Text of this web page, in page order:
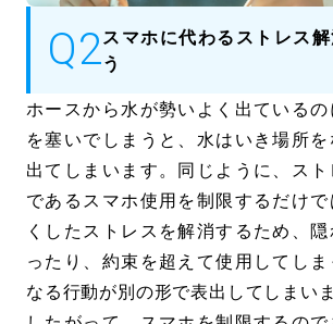
スマホに代わるストレス
う
ホースから水が勢いよく出ている
を塞いでしまうと、水はいき場所
出てしまいます。同じように、ス
であるスマホ使用を制限するだけ
くしたストレスを解消するため、
ったり、約束を超えて使用してし
なる行動が別の形で表出してしまいま